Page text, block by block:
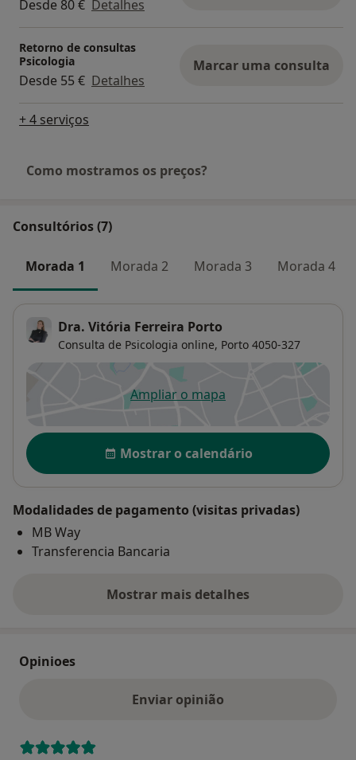
Desde 80 € Detalhes
Retorno de consultas
Psicologia
Desde 55 € Detalhes
Marcar uma consulta
+ 4 serviços
Como mostramos os preços?
Consultórios (7)
Morada 1 Morada 2 Morada 3 Morada 4
Dra. Vitória Ferreira Porto
Consulta de Psicologia online, Porto 4050-327
Ampliar o mapaabre num novo separador
Disponibilidade
Mostrar o calendário
Modalidades de pagamento (visitas privadas)
MB Way
Transferencia Bancaria
Mostrar mais detalhes
sobre o endereço
Opinioes
Enviar opinião